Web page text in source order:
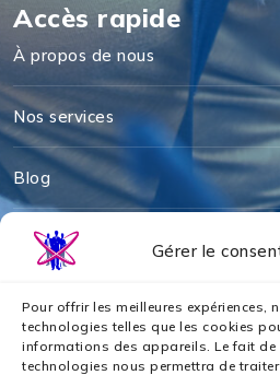
Gérer le
Pour offrir les meilleures expériences,
technologies telles que les cookies
informations des appareils. Le fait de
technologies nous permettra de
Accès rapide
À propos de nous
Nos services
Blog
Mentions légales
Politique de cookies
Politique de confidentialité